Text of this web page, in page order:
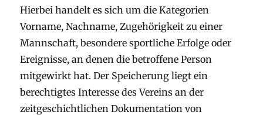
Hierbei handelt es sich um die Kategorien
Vorname, Nachname, Zugehörigkeit zu einer
Mannschaft, besondere sportliche Erfolge oder
Ereignisse, an denen die betroffene Person
mitgewirkt hat. Der Speicherung liegt ein
berechtigtes Interesse des Vereins an der
zeitgeschichtlichen Dokumentation von